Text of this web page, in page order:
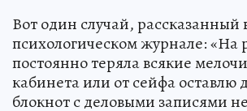
Вот один случай, рассказанный
психологическом журнале: «На
постоянно теряла всякие
кабинета или от сейфа оставлю
блокнот с деловыми записями